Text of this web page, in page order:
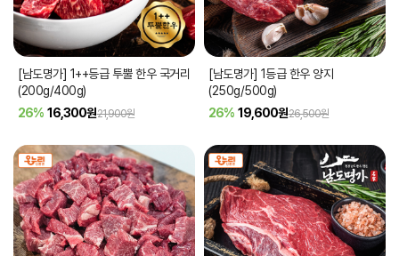
[남도명가] 1++등급 투뿔 한우 국거리
(200g/400g)
26% 16,300원21,900원
[남도명가] 1등급 한우 양지
(250g/500g)
26% 19,600원26,500원